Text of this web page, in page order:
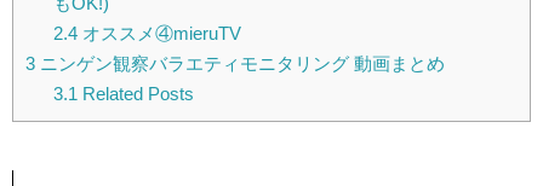
2.4オススメ④mieruTV
3 ニンゲン観察バラエティモニタリング 動画まとめ
3.1 Related Posts